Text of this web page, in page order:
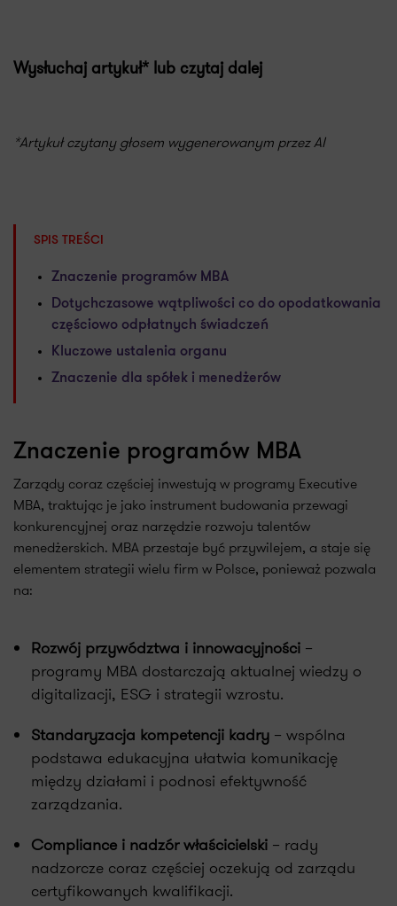
Wysłuchaj artykuł* lub czytaj dalej
*Artykuł czytany głosem wygenerowanym przez AI
SPIS TREŚCI
Znaczenie programów MBA
Dotychczasowe wątpliwości co do opodatkowania
częściowo odpłatnych świadczeń
Kluczowe ustalenia organu
Znaczenie dla spółek i menedżerów
Znaczenie programów MBA
Zarządy coraz częściej inwestują w programy Executive
MBA, traktując je jako instrument budowania przewagi
konkurencyjnej oraz narzędzie rozwoju talentów
menedżerskich. MBA przestaje być przywilejem, a staje się
elementem strategii wielu firm w Polsce, ponieważ pozwala
na:
Rozwój przywództwa i innowacyjności –
programy MBA dostarczają aktualnej wiedzy o
digitalizacji, ESG i strategii wzrostu.
Standaryzacja kompetencji kadry – wspólna
podstawa edukacyjna ułatwia komunikację
między działami i podnosi efektywność
zarządzania.
Compliance i nadzór właścicielski – rady
nadzorcze coraz częściej oczekują od zarządu
certyfikowanych kwalifikacji.